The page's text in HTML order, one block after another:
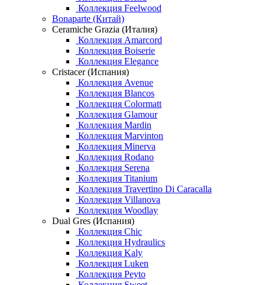
Коллекция Feelwood
Bonaparte (Китай)
Ceramiche Grazia (Италия)
Коллекция Amarcord
Коллекция Boiserie
Коллекция Elegance
Cristacer (Испания)
Коллекция Avenue
Коллекция Blancos
Коллекция Colormatt
Коллекция Glamour
Коллекция Mardin
Коллекция Marvinton
Коллекция Minerva
Коллекция Rodano
Коллекция Serena
Коллекция Titanium
Коллекция Travertino Di Caracalla
Коллекция Villanova
Коллекция Woodlay
Dual Gres (Испания)
Коллекция Chic
Коллекция Hydraulics
Коллекция Kaly
Коллекция Luken
Коллекция Peyto